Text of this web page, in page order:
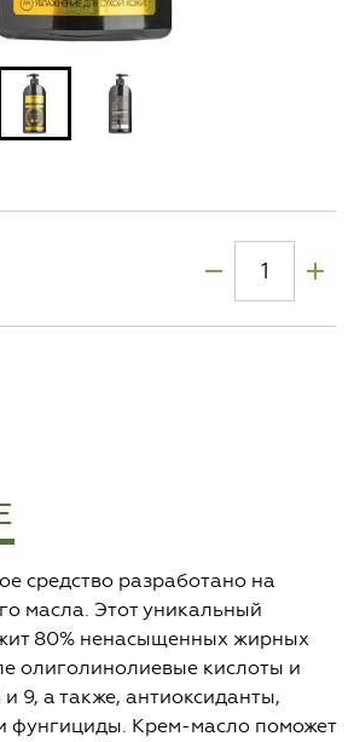
средство разработано на
масла. Этот уникальный
80% ненасыщенных жирных
олиголинолиевые кислоты и
9, а также, антиоксиданты,
фунгициды. Крем-масло поможет